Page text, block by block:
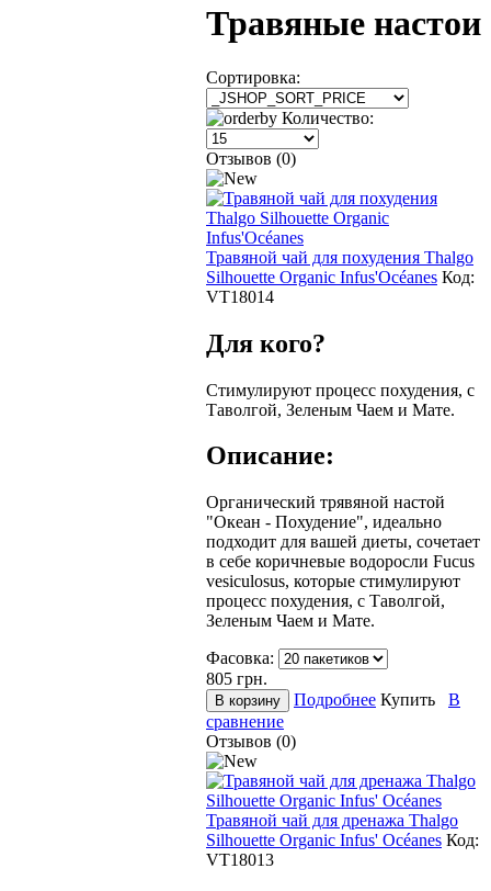
Травяные настои
Сортировка:
Количество:
Отзывов (0)
Травяной чай для похудения Thalgo
Silhouette Organic Infus'Océanes Код:
VT18014
Для кого?
Стимулируют процесс похудения, с
Таволгой, Зеленым Чаем и Мате.
Описание:
Органический трявяной настой
"Океан - Похудение", идеально
подходит для вашей диеты, сочетает
в себе коричневые водоросли Fucus
vesiculosus, которые стимулируют
процесс похудения, с Таволгой,
Зеленым Чаем и Мате.
Фасовка:
805 грн.
Подробнее Купить
В
сравнение
Отзывов (0)
Травяной чай для дренажа Thalgo
Silhouette Organic Infus' Océanes Код:
VT18013